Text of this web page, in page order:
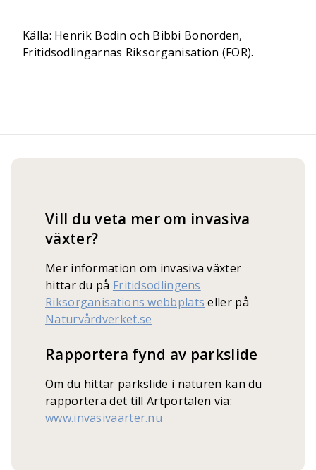
Källa: Henrik Bodin och Bibbi Bonorden,
Fritidsodlingarnas Riksorganisation (FOR).
Vill du veta mer om invasiva
växter?
Mer information om invasiva växter
hittar du på Fritidsodlingens
Riksorganisations webbplats eller på
Naturvårdverket.se
Rapportera fynd av parkslide
Om du hittar parkslide i naturen kan du
rapportera det till Artportalen via:
www.invasivaarter.nu